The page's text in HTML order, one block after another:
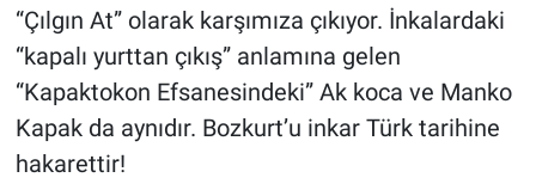
“Çılgın At” olarak karşımıza çıkıyor. İnkalardaki
“kapalı yurttan çıkış” anlamına gelen
“Kapaktokon Efsanesindeki” Ak koca ve Manko
Kapak da aynıdır. Bozkurt’u inkar Türk tarihine
hakarettir!